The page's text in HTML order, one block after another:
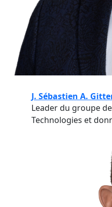
J. Sébastien A.
Leader du groupe
Technologies et